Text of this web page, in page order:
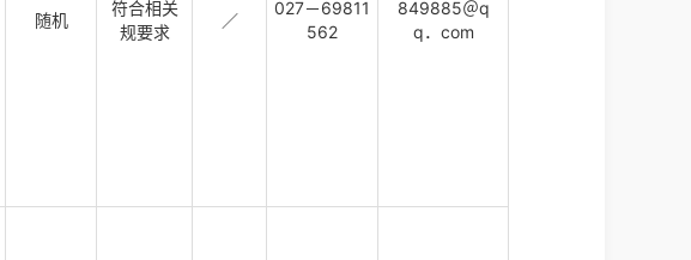
随机
符合相关
规要求
／
027－69811
562
849885＠q
q．com